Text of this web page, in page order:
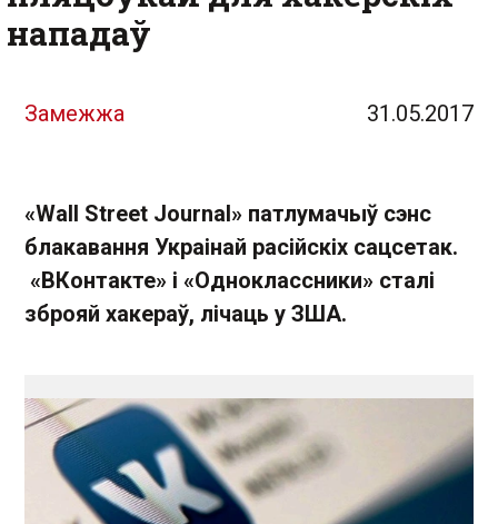
нападаў
Замежжа 31.05.2017
«Wall Street Journal» патлумачыў сэнс
блакавання Украінай расійскіх сацсетак.
«ВКонтакте» і «Одноклассники» сталі
зброяй хакераў, лічаць у ЗША.